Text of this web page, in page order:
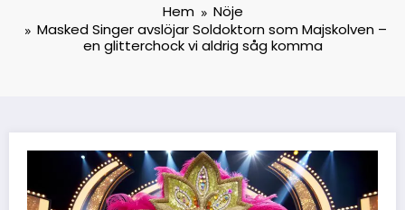
Hem
Nöje
Masked Singer avslöjar Soldoktorn som Majskolven –
en glitterchock vi aldrig såg komma